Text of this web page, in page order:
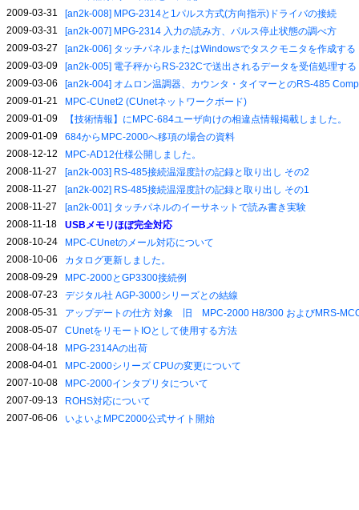
2009-03-31
[an2k-008] MPG-2314と1パルス方式(方向指示)ドライバの接続
2009-03-31
[an2k-007] MPG-2314 入力の読み方、パルス停止状態の調べ方
2009-03-27
[an2k-006] タッチパネルまたはWindowsでタスクモニタを作成する
2009-03-09
[an2k-005] 電子秤からRS-232Cで送出されるデータを受信処理する
2009-03-06
[an2k-004] オムロン温調器、カウンタ・タイマーとのRS-485
2009-01-21
MPC-CUnet2 (CUnetネットワークボード)
2009-01-09
【技術情報】にMPC-684ユーザ向けの相違点情報掲載しました。
2009-01-09
684からMPC-2000へ移項の場合の資料
2008-12-12
MPC-AD12仕様公開しました。
2008-11-27
[an2k-003] RS-485接続温湿度計の記録と取り出し その2
2008-11-27
[an2k-002] RS-485接続温湿度計の記録と取り出し その1
2008-11-27
[an2k-001] タッチパネルのイーサネットで読み書き実験
2008-11-18
USBメモリほぼ完全対応
2008-10-24
MPC-CUnetのメール対応について
2008-10-06
カタログ更新しました。
2008-09-29
MPC-2000とGP3300接続例
2008-07-23
デジタル社 AGP-3000シリーズとの結線
2008-05-31
アップデートの仕方 対象 旧 MPC-2000 H8/300 およびMRS-
2008-05-07
CUnetをリモートIOとして使用する方法
2008-04-18
MPG-2314Aの出荷
2008-04-01
MPC-2000シリーズ CPUの変更について
2007-10-08
MPC-2000インタプリタについて
2007-09-13
ROHS対応について
2007-06-06
いよいよMPC2000公式サイト開始